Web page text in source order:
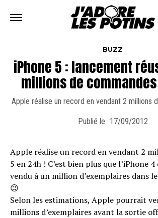
BUZZ
iPhone 5 : lancement
millions de
Apple réalise un record en vendant 2 millions
Publié le 17/09/2012
Apple réalise un record en vendant 2
5 en 24h ! C’est bien plus que l’iPhone 4
vendu à un million d’exemplaires dans
😉
Selon les estimations, Apple pourrait
millions d’exemplaires avant la sortie